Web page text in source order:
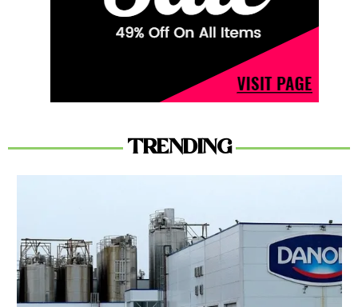
TRENDING